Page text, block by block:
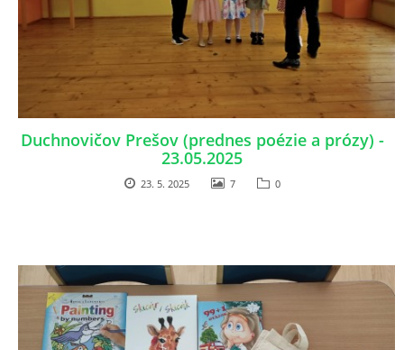
VÝVESKA PRIJATÝCH DETÍ NA ŠKOLSKÝ ROK 2026/2027
POKRAČOVANIE PLNENIA POVINNÉHO
PREDPRIMÁRNEHO VZDELÁVANIA
ŠKOLSKÝ VZDELÁVACÍ PROGRAM ZVEDAVÁ KUKUČKA
ŠKOLSKÝ PORIADOK
SMERNICE
Duchnovičov Prešov (prednes poézie a prózy) -
23.05.2025
23. 5. 2025 7 0